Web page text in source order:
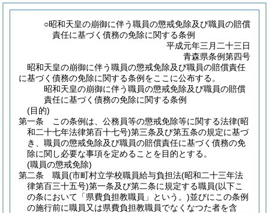
○昭和天皇の崩御に伴う職員の懲戒免除及び職員の賠償
責任に基づく債務の免除に関する条例
平成元年三月二十三日
青森県条例第四号
昭和天皇の崩御に伴う職員の懲戒免除及び職員の賠償責任
に基づく債務の免除に関する条例をここに公布する。
昭和天皇の崩御に伴う職員の懲戒免除及び職員の賠償
責任に基づく債務の免除に関する条例
(目的)
第一条
この条例は、公務員等の懲戒免除等に関する法律(昭
和二十七年法律第百十七号)第三条及び第五条の規定に基づ
き、職員の懲戒免除及び職員の賠償責任に基づく債務の免
除に関し必要な事項を定めることを目的とする。
(職員の懲戒免除)
第二条
職員(市町村立学校職員給与負担法(昭和二十三年法
律第百三十五号)第一条及び第二条に規定する職員(以下こ
の条において「県費負担教職員」という。)並びにこの条例
の施行前に職員又は県費負担教職員でなくなつた者を含